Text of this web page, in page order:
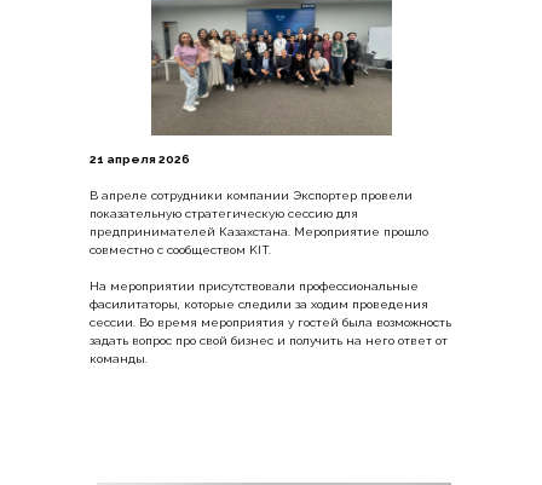
21 апреля 2026
В апреле сотрудники компании Экспортер провели
показательную стратегическую сессию для
предпринимателей Казахстана. Мероприятие прошло
совместно с сообществом KIT.
На мероприятии присутствовали профессиональные
фасилитаторы, которые следили за ходим проведения
сессии. Во время мероприятия у гостей была возможность
задать вопрос про свой бизнес и получить на него ответ от
команды.